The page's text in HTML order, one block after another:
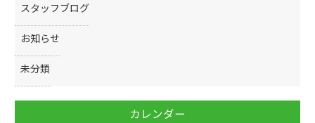
スタッフブログ
お知らせ
未分類
カレンダー